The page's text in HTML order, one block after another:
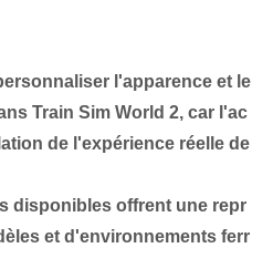
l'apparence et le
Train Sim World 2, car l'ac
de l'expérience réelle de
disponibles offrent une repr
et d'environnements ferr